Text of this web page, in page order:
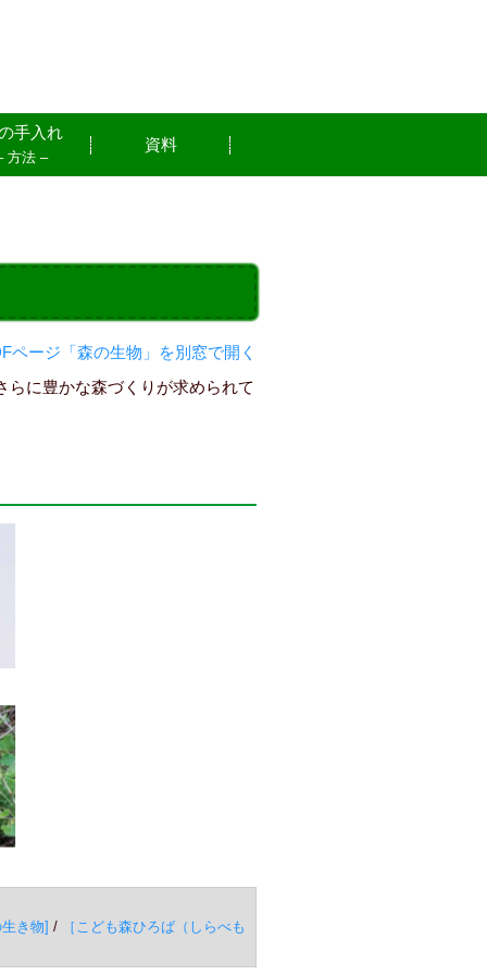
手入れ
方法 –
資料
ページ「森の生物」を別窓で開く
に豊かな森づくりが求められて
き物] /
［こども森ひろば（しらべも